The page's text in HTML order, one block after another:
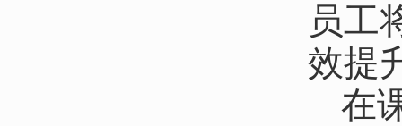
员工
效提
在